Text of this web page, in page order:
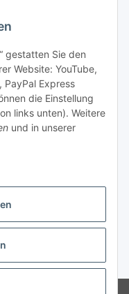
gestatten Sie den
Website: YouTube,
PayPal Express
die Einstellung
links unten). Weitere
und in unserer
zzgl.